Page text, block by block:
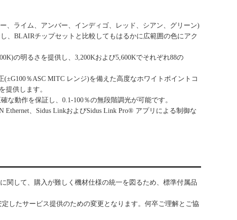
、ライム、アンバー、インディゴ、レッド、シアン、グリーン)
、BLAIRチップセットと比較してもはるかに広範囲の色にアク
の明るさを提供し、3,200Kおよび5,600Kでそれぞれ88の
％ASC MITC レンジ)を備えた高度なホワイトポイントコ
提供します。
な動作を保証し、0.1-100％の無段階調光が可能です。
Ethernet、Sidus LinkおよびSidus Link Pro® アプリによる制御な
関して、購入が難しく機材仕様の統一を図るため、標準付属品
したサービス提供のための変更となります。何卒ご理解とご協